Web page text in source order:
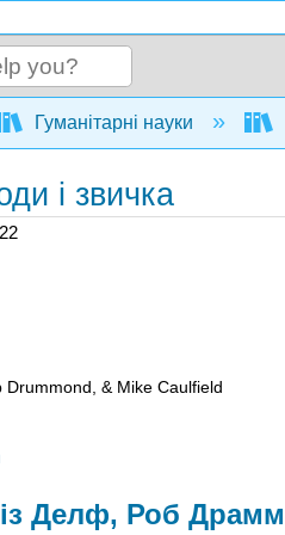
global hierarchy
Гуманітарні науки
і звичка
Drummond, & Mike Caulfield
Делф, Роб